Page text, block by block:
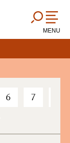
MENU
6 7